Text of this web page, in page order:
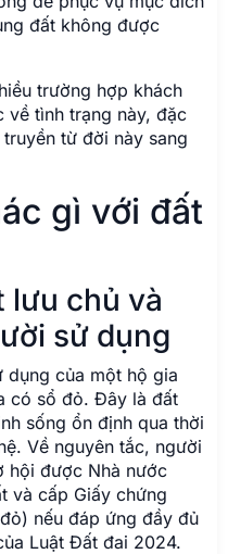
đất không được
trường hợp khách
về tình trạng này, đặc
từ đời này sang
gì với đất
lưu chủ và
sử dụng
dụng của một hộ gia
có sổ đỏ. Đây là đất
sống ổn định qua thời
Về nguyên tắc, người
hội được Nhà nước
và cấp Giấy chứng
nếu đáp ứng đầy đủ
Luật Đất đai 2024.